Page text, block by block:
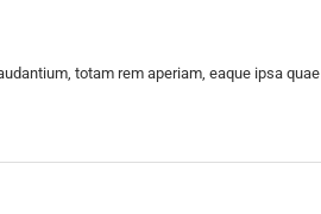
totam rem aperiam, eaque ipsa quae